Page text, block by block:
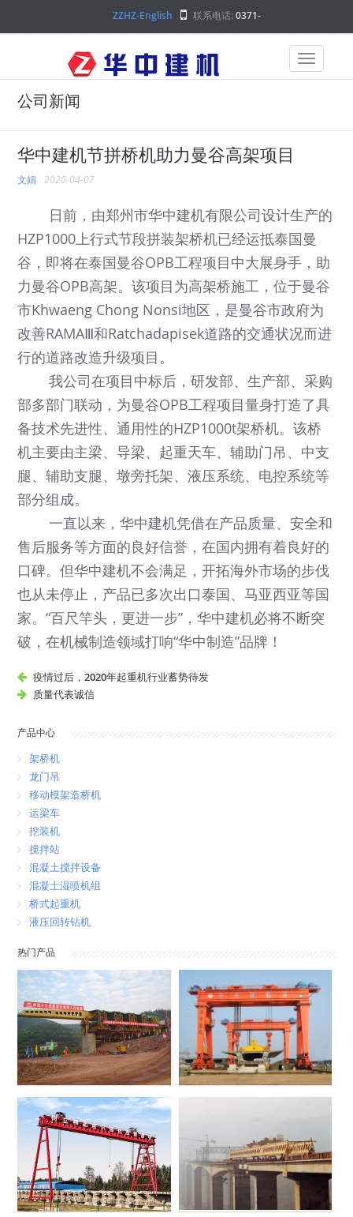
ZZHZ-English 联系电话:0371-
公司新闻
华中建机节拼桥机助力曼谷高架项目
文娟 2020-04-07
日前，由郑州市华中建机有限公司设计生产的
HZP1000上行式节段拼装架桥机已经运抵泰国曼
谷，即将在泰国曼谷OPB工程项目中大展身手，助
力曼谷OPB高架。该项目为高架桥施工，位于曼谷
市Khwaeng Chong Nonsi地区，是曼谷市政府为
改善RAMAⅢ和Ratchadapisek道路的交通状况而进
行的道路改造升级项目。
我公司在项目中标后，研发部、生产部、采购
部多部门联动，为曼谷OPB工程项目量身打造了具
备技术先进性、通用性的HZP1000t架桥机。该桥
机主要由主梁、导梁、起重天车、辅助门吊、中支
腿、辅助支腿、墩旁托架、液压系统、电控系统等
部分组成。
一直以来，华中建机凭借在产品质量、安全和
售后服务等方面的良好信誉，在国内拥有着良好的
口碑。但华中建机不会满足，开拓海外市场的步伐
也从未停止，产品已多次出口泰国、马亚西亚等国
家。“百尺竿头，更进一步”，华中建机必将不断突
破，在机械制造领域打响“华中制造”品牌！
疫情过后，2020年起重机行业蓄势待发
质量代表诚信
产品中心
架桥机
龙门吊
移动模架造桥机
运梁车
挖装机
搅拌站
混凝土搅拌设备
混凝土湿喷机组
桥式起重机
液压回转钻机
热门产品